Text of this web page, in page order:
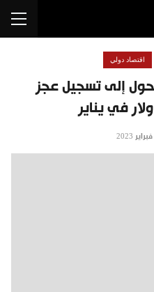
إلى تسجيل عجز
اقتصاد دولي